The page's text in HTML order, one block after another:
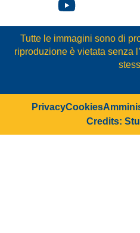
Tutte le immagini sono di
riproduzione è vietata senza
PrivacyCookies
Credits: